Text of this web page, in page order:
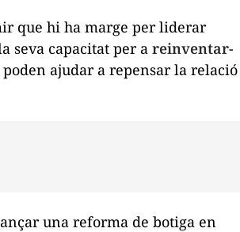
que hi ha marge per liderar
seva capacitat per a reinventar-
ajudar a repensar la relació
una reforma de botiga en